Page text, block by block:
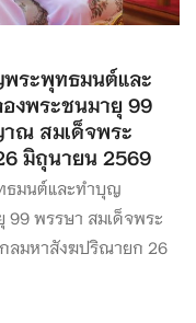
ระพุทธมนต์และ
งพระชนมายุ 99
ณ สมเด็จพระ
มิถุนายน 2569
ธมนต์และทำบุญ
พรรษา สมเด็จพระ
ลมหาสังฆปริณายก 26